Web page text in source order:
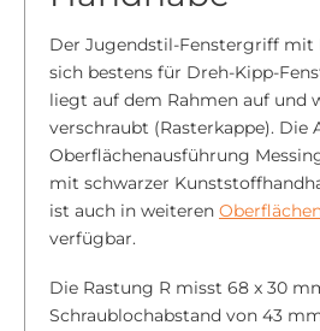
Der Jugendstil-Fenstergriff mit
sich bestens für Dreh-Kipp-
liegt auf dem Rahmen auf und
verschraubt (Rasterkappe). Die
Oberflächenausführung
mit schwarzer
ist auch in weiteren
verfügbar.
Die Rastung R misst 68 x 30
Schraublochabstand von 43